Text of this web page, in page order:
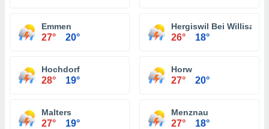
Emmen
27° 20°
Hergiswil Bei Willisau
26° 18°
Hochdorf
28° 19°
Horw
27° 20°
Malters
27° 19°
Menznau
27° 18°